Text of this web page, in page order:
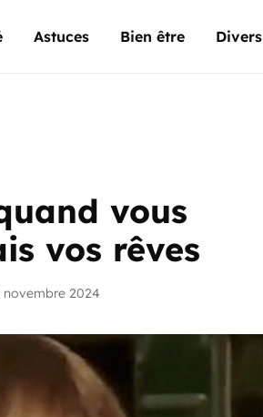
Astuces Bien être Divers
vous
vos rêves
novembre 2024